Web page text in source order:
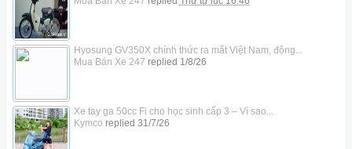
Hyosung GV350X chính thức ra mắt Việt Nam, động...
Mua Bán Xe 247 replied 1/8/26
Xe tay ga 50cc Fi cho học sinh cấp 3 – Vì sao...
Kymco replied 31/7/26